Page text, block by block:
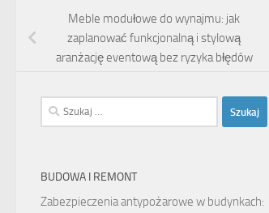
Meble modułowe do wynajmu: jak
zaplanować funkcjonalną i stylową
aranżację eventową bez ryzyka błędów
Szukaj:
BUDOWA I REMONT
Zabezpieczenia antypożarowe w budynkach: